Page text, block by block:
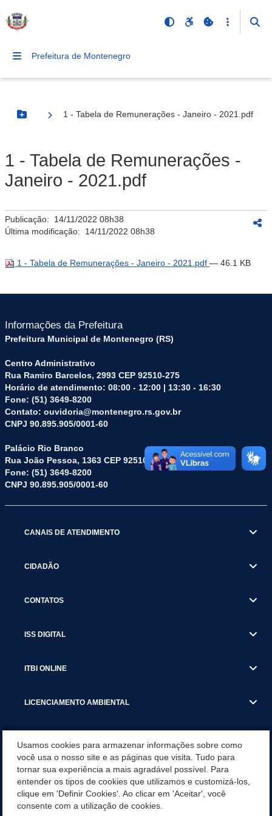
Prefeitura de Montenegro
Botão Menu
1 - Tabela de Remunerações - Janeiro - 2021.pdf
1 - Tabela de Remunerações -
Janeiro - 2021.pdf
Publicação: 14/11/2022 08h38
Última modificação: 14/11/2022 08h38
1 - Tabela de Remunerações - Janeiro - 2021.pdf — 46.1 KB
Informações da Prefeitura
Prefeitura Municipal de Montenegro (RS)
Centro Administrativo
Rua Ramiro Barcelos, 2993 CEP 92510-275
Horário de atendimento: 08:00 - 12:00 | 13:30 - 16:30
Fone: (51) 3649-8200
Contato: ouvidoria@montenegro.rs.gov.br
CNPJ 90.895.905/0001-60
Palácio Rio Branco
Rua João Pessoa, 1363 CEP 92510-045
Fone: (51) 3649-8200
CNPJ 90.895.905/0001-60
CANAIS DE ATENDIMENTO
CIDADÃO
CONTATOS
ISS DIGITAL
ITBI ONLINE
LICENCIAMENTO AMBIENTAL
SERVIÇOS
SERVIÇOS DO DEPARTAMENTO DE RECEITA MUNICIPAL
Usamos cookies para armazenar informações sobre como
você usa o nosso site e as páginas que visita. Tudo para
tornar sua experiência a mais agradável possível. Para
entender os tipos de cookies que utilizamos e customizá-los,
clique em 'Definir Cookies'. Ao clicar em 'Aceitar', você
consente com a utilização de cookies.